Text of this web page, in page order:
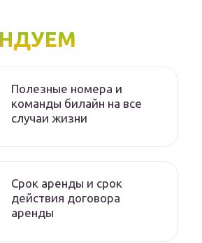
Полезные номера и
команды билайн на все
случаи жизни
Срок аренды и срок
действия договора
аренды